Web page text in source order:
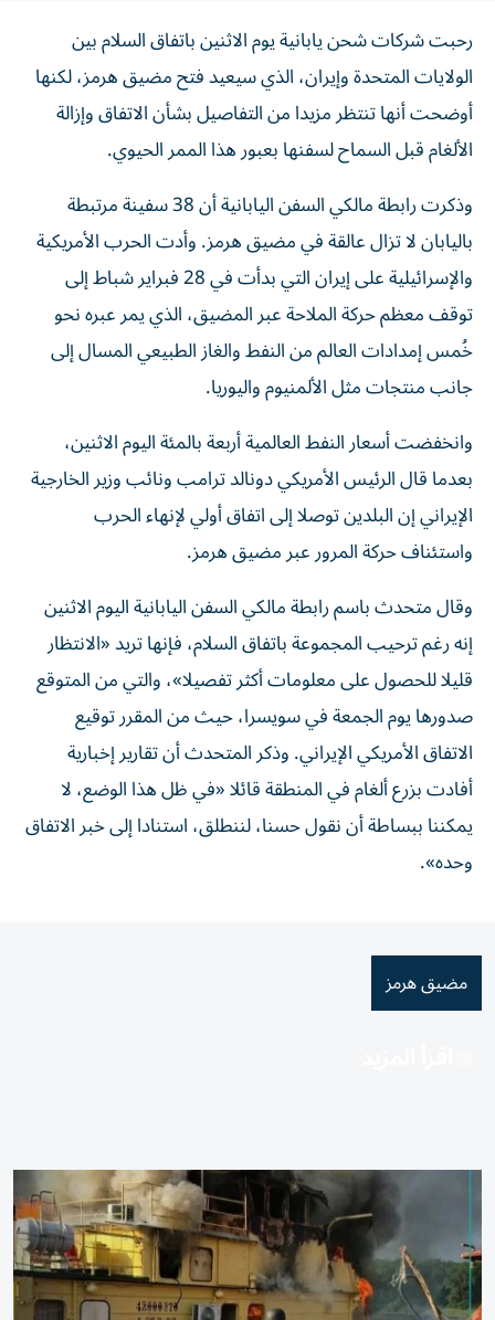
رحبت شركات شحن يابانية يوم الاثنين باتفاق السلام بين
الولايات المتحدة ‌وإيران، الذي سيعيد فتح مضيق هرمز، لكنها
أوضحت ​أنها ⁠تنتظر مزيدا من التفاصيل بشأن ‌الاتفاق وإزالة
الألغام ‌قبل السماح لسفنها بعبور هذا الممر الحيوي.
وذكرت رابطة مالكي السفن اليابانية أن 38 سفينة ‌مرتبطة
باليابان لا تزال عالقة في مضيق هرمز. وأدت ⁠الحرب الأمريكية
والإسرائيلية على إيران التي بدأت في 28 فبراير شباط إلى
توقف معظم حركة الملاحة عبر المضيق، الذي يمر عبره نحو
خُمس إمدادات العالم من النفط ​والغاز الطبيعي المسال إلى
جانب منتجات مثل الألمنيوم ‌واليوريا.
وانخفضت أسعار النفط العالمية أربعة بالمئة اليوم الاثنين،
بعدما قال الرئيس الأمريكي دونالد ⁠ترامب ونائب وزير الخارجية
الإيراني إن البلدين توصلا إلى اتفاق أولي لإنهاء الحرب
واستئناف حركة المرور عبر ​مضيق ‌هرمز.
وقال متحدث باسم رابطة مالكي السفن ‌اليابانية اليوم الاثنين
إنه رغم ترحيب المجموعة باتفاق السلام، فإنها تريد «الانتظار
قليلا للحصول على معلومات أكثر ‌تفصيلا»، والتي ‌من المتوقع
صدورها ⁠يوم الجمعة في سويسرا، حيث من ‌المقرر توقيع
الاتفاق الأمريكي الإيراني. وذكر المتحدث أن تقارير إخبارية
أفادت بزرع ⁠ألغام في المنطقة قائلا «في ظل ​هذا الوضع، لا
يمكننا ببساطة أن نقول حسنا، لننطلق، استنادا إلى خبر الاتفاق
⁠وحده».
مضيق هرمز